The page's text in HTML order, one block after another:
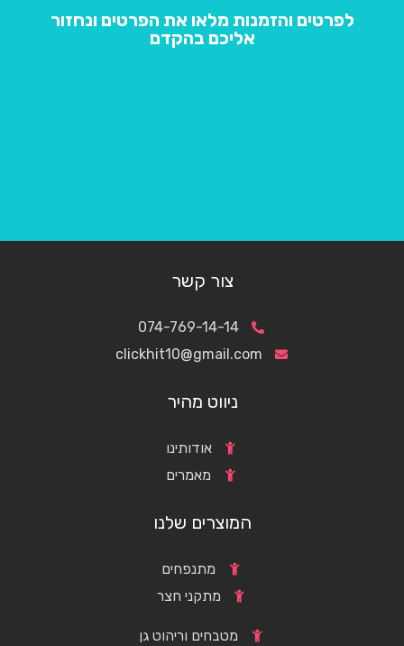
לפרטים והזמנות מלאו את הפרטים ונחזור
אליכם בהקדם
צור קשר
074-769-14-14
clickhit10@gmail.com
ניווט מהיר
אודותינו
מאמרים
המוצרים שלנו
מתנפחים
מתקני חצר
מטבחים וריהוט גן